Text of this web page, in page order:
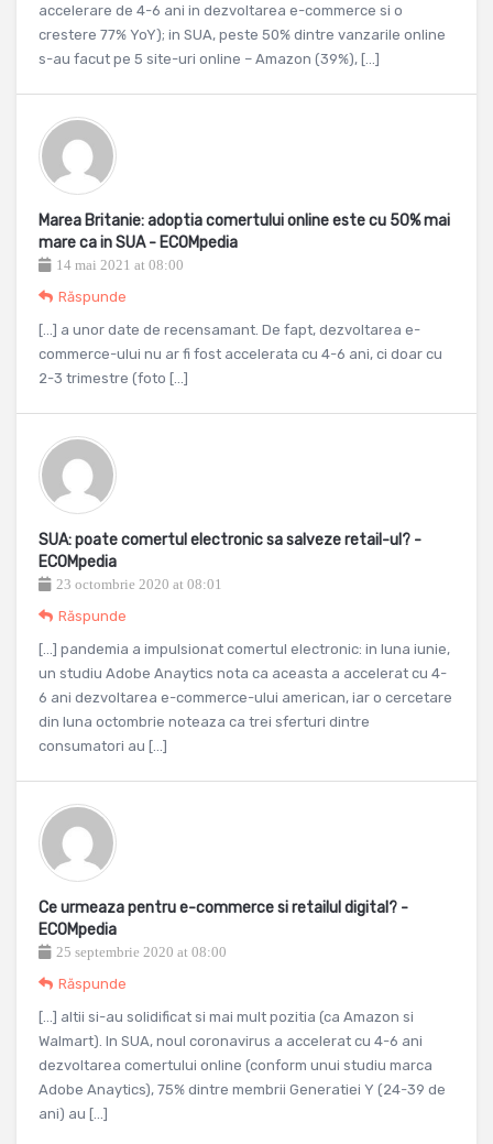
accelerare de 4-6 ani in dezvoltarea e-commerce si o
crestere 77% YoY); in SUA, peste 50% dintre vanzarile online
s-au facut pe 5 site-uri online – Amazon (39%), […]
Marea Britanie: adoptia comertului online este cu 50% mai
mare ca in SUA - ECOMpedia
14 mai 2021 at 08:00
Răspunde
[…] a unor date de recensamant. De fapt, dezvoltarea e-
commerce-ului nu ar fi fost accelerata cu 4-6 ani, ci doar cu
2-3 trimestre (foto […]
SUA: poate comertul electronic sa salveze retail-ul? -
ECOMpedia
23 octombrie 2020 at 08:01
Răspunde
[…] pandemia a impulsionat comertul electronic: in luna iunie,
un studiu Adobe Anaytics nota ca aceasta a accelerat cu 4-
6 ani dezvoltarea e-commerce-ului american, iar o cercetare
din luna octombrie noteaza ca trei sferturi dintre
consumatori au […]
Ce urmeaza pentru e-commerce si retailul digital? -
ECOMpedia
25 septembrie 2020 at 08:00
Răspunde
[…] altii si-au solidificat si mai mult pozitia (ca Amazon si
Walmart). In SUA, noul coronavirus a accelerat cu 4-6 ani
dezvoltarea comertului online (conform unui studiu marca
Adobe Anaytics), 75% dintre membrii Generatiei Y (24-39 de
ani) au […]